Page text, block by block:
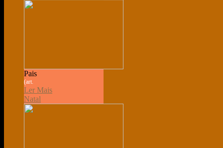
Pais
(art.
Ler Mais
Natal